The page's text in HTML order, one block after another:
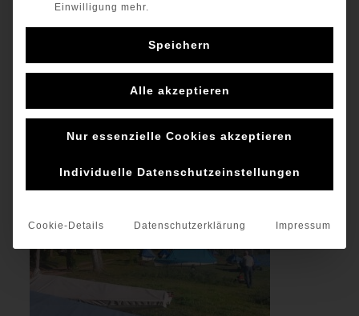
zum Grünpflegetag wurde alles Gehölz verschnitten
Einwilligung mehr.
Speichern
Alle akzeptieren
Nur essenzielle Cookies akzeptieren
Individuelle Datenschutzeinstellungen
Cookie-Details Datenschutzerklärung Impressum